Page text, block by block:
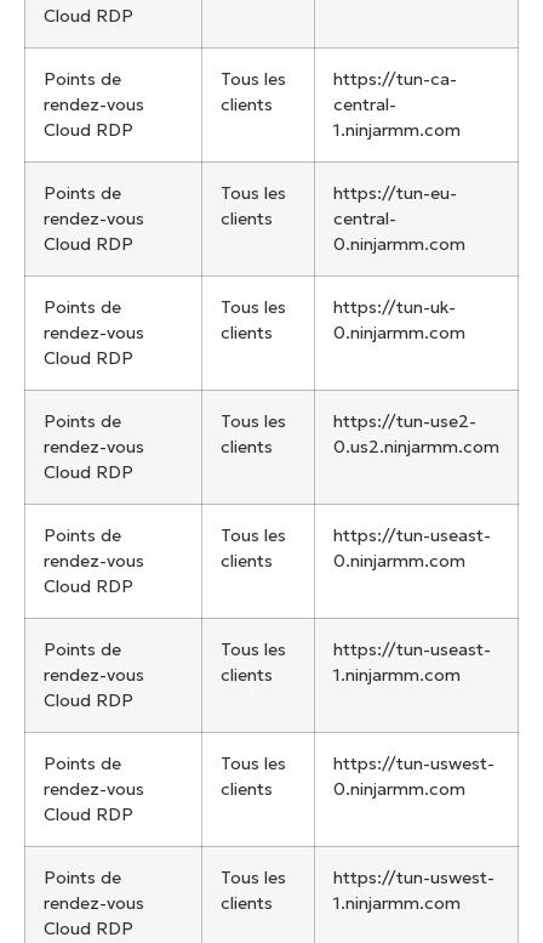
Cloud RDP
Points de
rendez-vous
Cloud RDP
Tous les
clients
https://tun-ca-
central-
1.ninjarmm.com
Points de
rendez-vous
Cloud RDP
Tous les
clients
https://tun-eu-
central-
0.ninjarmm.com
Points de
rendez-vous
Cloud RDP
Tous les
clients
https://tun-uk-
0.ninjarmm.com
Points de
rendez-vous
Cloud RDP
Tous les
clients
https://tun-use2-
0.us2.ninjarmm.com
Points de
rendez-vous
Cloud RDP
Tous les
clients
https://tun-useast-
0.ninjarmm.com
Points de
rendez-vous
Cloud RDP
Tous les
clients
https://tun-useast-
1.ninjarmm.com
Points de
rendez-vous
Cloud RDP
Tous les
clients
https://tun-uswest-
0.ninjarmm.com
Points de
rendez-vous
Cloud RDP
Tous les
clients
https://tun-uswest-
1.ninjarmm.com